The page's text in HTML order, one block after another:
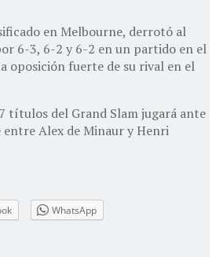
en Melbourne, derrotó al
6-3, 6-2 y 6-2 en un partido en el
oposición fuerte de su rival en el
títulos del Grand Slam jugará ante
entre Alex de Minaur y Henri
WhatsApp